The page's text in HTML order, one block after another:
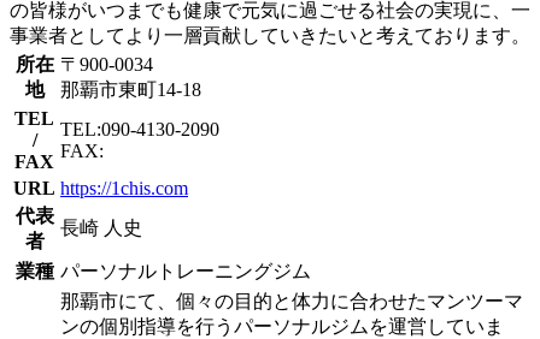
の皆様がいつまでも健康で元気に過ごせる社会の実現に、一
事業者としてより一層貢献していきたいと考えております。
所在
地
〒900-0034
那覇市東町14-18
TEL
/
FAX
TEL:090-4130-2090
FAX:
URL https://1chis.com
代表
者
長崎 人史
業種 パーソナルトレーニングジム
那覇市にて、個々の目的と体力に合わせたマンツーマ
ンの個別指導を行うパーソナルジムを運営していま